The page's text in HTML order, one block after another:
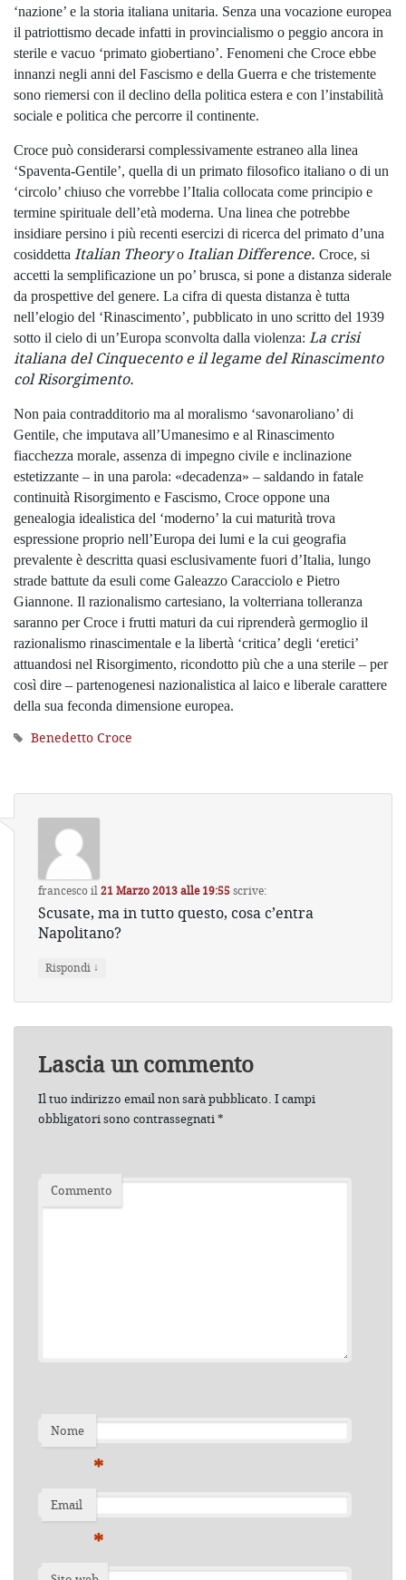
‘nazione’ e la storia italiana unitaria. Senza una vocazione europea
il patriottismo decade infatti in provincialismo o peggio ancora in
sterile e vacuo ‘primato giobertiano’. Fenomeni che Croce ebbe
innanzi negli anni del Fascismo e della Guerra e che tristemente
sono riemersi con il declino della politica estera e con l’instabilità
sociale e politica che percorre il continente.
Croce può considerarsi complessivamente estraneo alla linea
‘Spaventa-Gentile’, quella di un primato filosofico italiano o di un
‘circolo’ chiuso che vorrebbe l’Italia collocata come principio e
termine spirituale dell’età moderna. Una linea che potrebbe
insidiare persino i più recenti esercizi di ricerca del primato d’una
cosiddetta Italian Theoryo Italian Difference. Croce, si
accetti la semplificazione un po’ brusca, si pone a distanza siderale
da prospettive del genere. La cifra di questa distanza è tutta
nell’elogio del ‘Rinascimento’, pubblicato in uno scritto del 1939
sotto il cielo di un’Europa sconvolta dalla violenza: La crisi
italiana del Cinquecento e il legame del Rinascimento
col Risorgimento.
Non paia contradditorio ma al moralismo ‘savonaroliano’ di
Gentile, che imputava all’Umanesimo e al Rinascimento
fiacchezza morale, assenza di impegno civile e inclinazione
estetizzante – in una parola: «decadenza» – saldando in fatale
continuità Risorgimento e Fascismo, Croce oppone una
genealogia idealistica del ‘moderno’ la cui maturità trova
espressione proprio nell’Europa dei lumi e la cui geografia
prevalente è descritta quasi esclusivamente fuori d’Italia, lungo
strade battute da esuli come Galeazzo Caracciolo e Pietro
Giannone. Il razionalismo cartesiano, la volterriana tolleranza
saranno per Croce i frutti maturi da cui riprenderà germoglio il
razionalismo rinascimentale e la libertà ‘critica’ degli ‘eretici’
attuandosi nel Risorgimento, ricondotto più che a una sterile – per
così dire – partenogenesi nazionalistica al laico e liberale carattere
della sua feconda dimensione europea.
Benedetto Croce
francescoil21 Marzo 2013 alle 19:55scrive:
Scusate, ma in tutto questo, cosa c’entra
Napolitano?
Rispondi ↓
Lascia un commento
Il tuo indirizzo email non sarà pubblicato. I campi
obbligatori sono contrassegnati*
Commento
Nome
*
Email
*